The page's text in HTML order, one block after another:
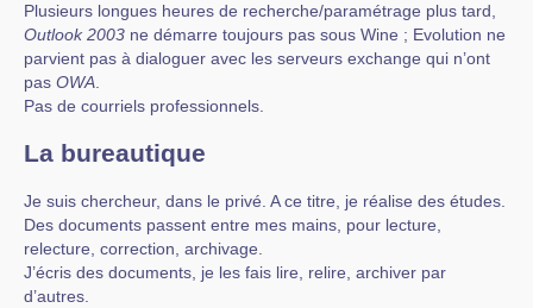
Plusieurs longues heures de recherche/paramétrage plus tard,
Outlook 2003 ne démarre toujours pas sous Wine ; Evolution ne
parvient pas à dialoguer avec les serveurs exchange qui n’ont
pas OWA
Pas de courriels professionnels.
La bureautique
Je suis chercheur, dans le privé. A ce titre, je réalise des études.
Des documents passent entre mes mains, pour lecture,
relecture, correction, archivage.
J’écris des documents, je les fais lire, relire, archiver par
d’autres.